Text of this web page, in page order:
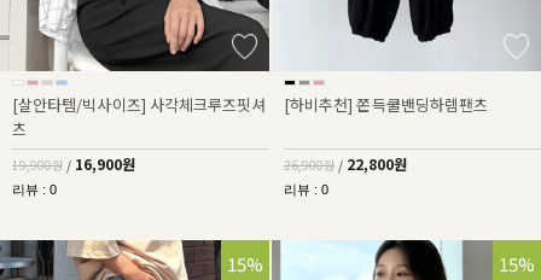
[살안타템/빅사이즈] 사각체크루즈핏셔
츠
19,900원 / 16,900원
리뷰 : 0
[하비추천] 쫀득쿨밴딩하렘팬츠
26,900원 / 22,800원
리뷰 : 0
15% 15%